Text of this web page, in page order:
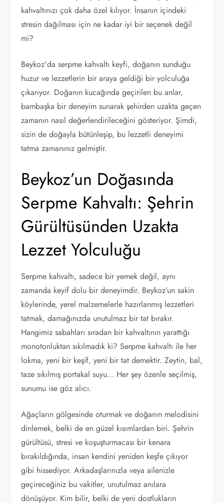
kahvaltınızı çok daha özel kılıyor. İnsanın içindeki
stresin dağılması için ne kadar iyi bir seçenek değil
mi?
Beykoz'da serpme kahvaltı keyfi, doğanın sunduğu
huzur ve lezzetlerin bir araya geldiği bir yolculuğa
çıkarıyor. Doğanın kucağında geçirilen bu anlar,
bambaşka bir deneyim sunarak şehirden uzakta geçen
zamanın nasıl değerlendirileceğini gösteriyor. Şimdi,
sizin de doğayla bütünleşip, bu lezzetli deneyimi
tatma zamanınız gelmiştir.
Beykoz’un Doğasında
Serpme Kahvaltı: Şehrin
Gürültüsünden Uzakta
Lezzet Yolculuğu
Serpme kahvaltı, sadece bir yemek değil, aynı
zamanda keyif dolu bir deneyimdir. Beykoz’un sakin
köylerinde, yerel malzemelerle hazırlanmış lezzetleri
tatmak, damağınızda unutulmaz bir tat bırakır.
Hangimiz sabahları sıradan bir kahvaltının yarattığı
monotonluktan sıkılmadık ki? Serpme kahvaltı ile her
lokma, yeni bir keşif, yeni bir tat demektir. Zeytin, bal,
taze sıkılmış portakal suyu… Her şey özenle seçilmiş,
sunumu ise göz alıcı.
Ağaçların gölgesinde oturmak ve doğanın melodisini
dinlemek, belki de en güzel kısımlardan biri. Şehrin
gürültüsü, stresi ve koşuşturmacası bir kenara
bırakıldığında, insan kendini yeniden keşfe çıkıyor
gibi hissediyor. Arkadaşlarınızla veya ailenizle
geçireceğiniz bu vakitler, unutulmaz anılara
dönüşüyor. Kim bilir, belki de yeni dostlukların